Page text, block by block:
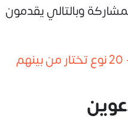
وبالتالي يقدمون